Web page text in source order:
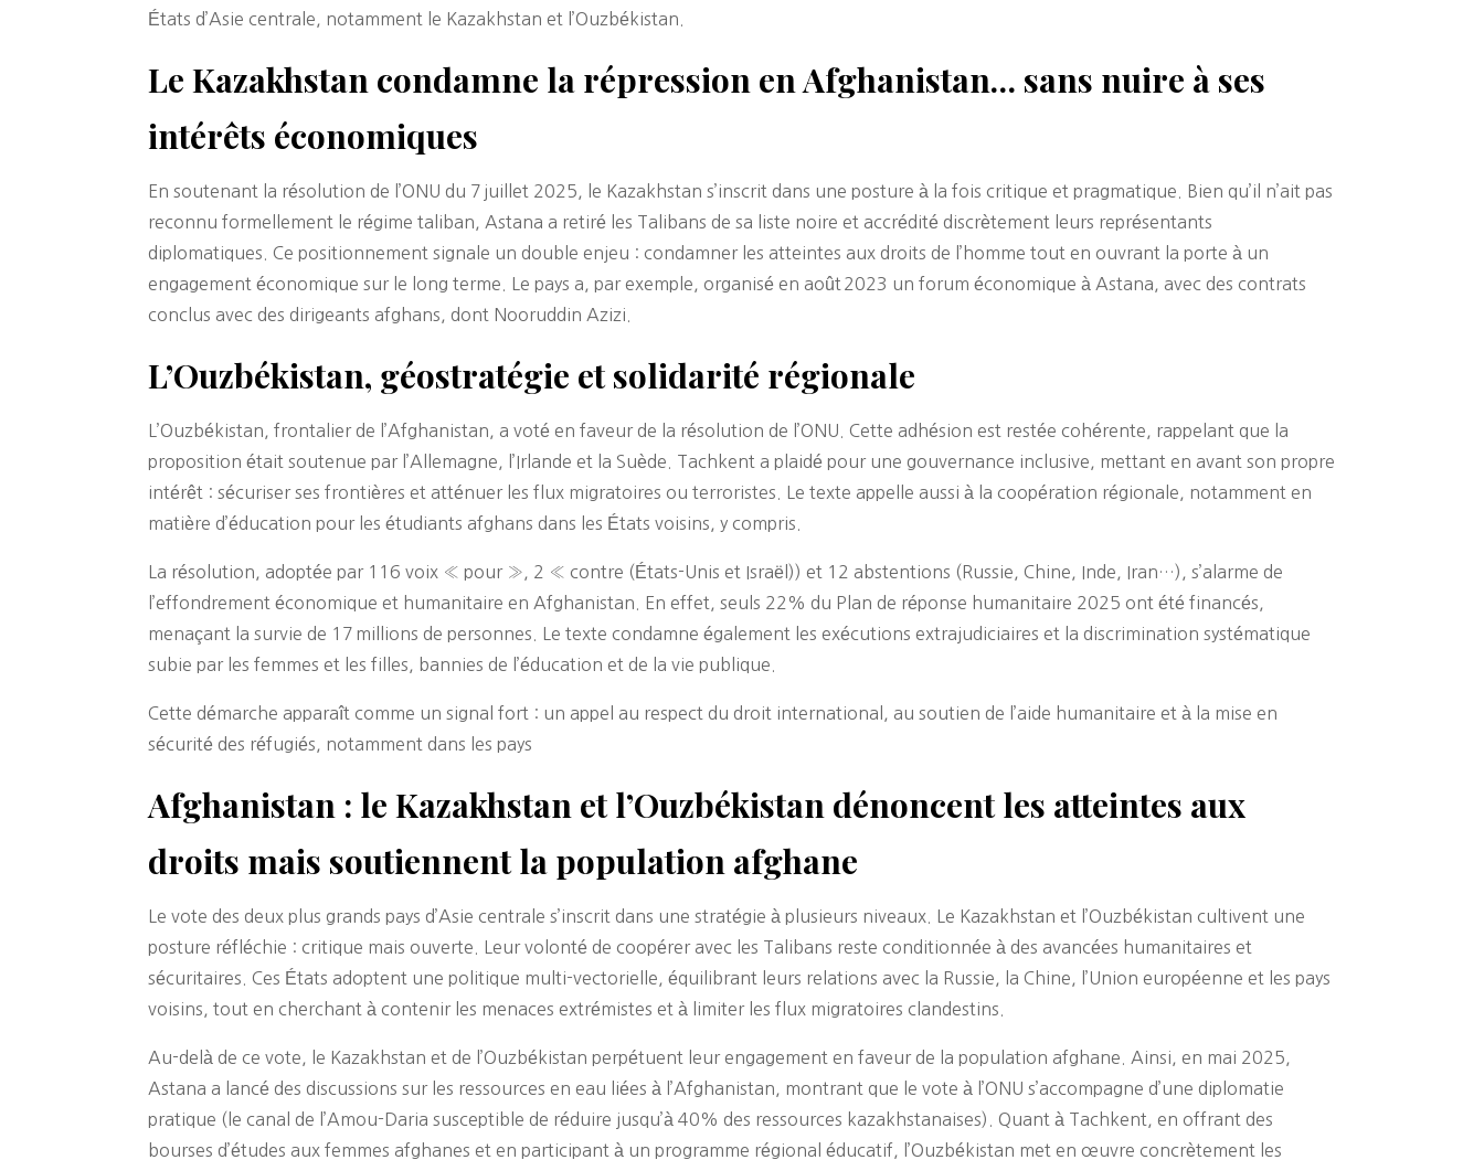
États d’Asie centrale, notamment le Kazakhstan et l’Ouzbékistan.
Le Kazakhstan condamne la répression en Afghanistan… sans nuire à ses
intérêts économiques
En soutenant la résolution de l’ONU du 7 juillet 2025, le Kazakhstan s’inscrit dans une posture à la fois critique et pragmatique. Bien qu’il n’ait pas
reconnu formellement le régime taliban, Astana a retiré les Talibans de sa liste noire et accrédité discrètement leurs représentants
diplomatiques. Ce positionnement signale un double enjeu : condamner les atteintes aux droits de l’homme tout en ouvrant la porte à un
engagement économique sur le long terme. Le pays a, par exemple, organisé en août 2023 un forum économique à Astana, avec des contrats
conclus avec des dirigeants afghans, dont Nooruddin Azizi.
L’Ouzbékistan, géostratégie et solidarité régionale
L’Ouzbékistan, frontalier de l’Afghanistan, a voté en faveur de la résolution de l’ONU. Cette adhésion est restée cohérente, rappelant que la
proposition était soutenue par l’Allemagne, l’Irlande et la Suède. Tachkent a plaidé pour une gouvernance inclusive, mettant en avant son propre
intérêt : sécuriser ses frontières et atténuer les flux migratoires ou terroristes. Le texte appelle aussi à la coopération régionale, notamment en
matière d’éducation pour les étudiants afghans dans les États voisins, y compris.
La résolution, adoptée par 116 voix « pour », 2 « contre (États-Unis et Israël)) et 12 abstentions (Russie, Chine, Inde, Iran…), s’alarme de
l’effondrement économique et humanitaire en Afghanistan. En effet, seuls 22% du Plan de réponse humanitaire 2025 ont été financés,
menaçant la survie de 17 millions de personnes. Le texte condamne également les exécutions extrajudiciaires et la discrimination systématique
subie par les femmes et les filles, bannies de l’éducation et de la vie publique.
Cette démarche apparaît comme un signal fort : un appel au respect du droit international, au soutien de l’aide humanitaire et à la mise en
sécurité des réfugiés, notamment dans les pays
Afghanistan : le Kazakhstan et l’Ouzbékistan dénoncent les atteintes aux
droits mais soutiennent la population afghane
Le vote des deux plus grands pays d’Asie centrale s’inscrit dans une stratégie à plusieurs niveaux. Le Kazakhstan et l’Ouzbékistan cultivent une
posture réfléchie : critique mais ouverte. Leur volonté de coopérer avec les Talibans reste conditionnée à des avancées humanitaires et
sécuritaires. Ces États adoptent une politique multi-vectorielle, équilibrant leurs relations avec la Russie, la Chine, l’Union européenne et les pays
voisins, tout en cherchant à contenir les menaces extrémistes et à limiter les flux migratoires clandestins.
Au-delà de ce vote, le Kazakhstan et de l’Ouzbékistan perpétuent leur engagement en faveur de la population afghane. Ainsi, en mai 2025,
Astana a lancé des discussions sur les ressources en eau liées à l’Afghanistan, montrant que le vote à l’ONU s’accompagne d’une diplomatie
pratique (le canal de l’Amou-Daria susceptible de réduire jusqu’à 40% des ressources kazakhstanaises). Quant à Tachkent, en offrant des
bourses d’études aux femmes afghanes et en participant à un programme régional éducatif, l’Ouzbékistan met en œuvre concrètement les